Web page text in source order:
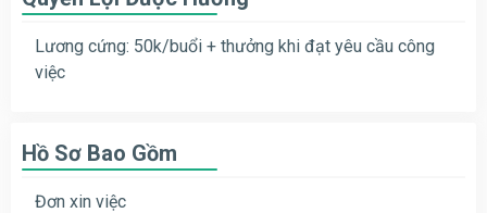
Lương cứng: 50k/buổi + thưởng khi đạt yêu cầu công
việc
Hồ Sơ Bao Gồm
Đơn xin việc